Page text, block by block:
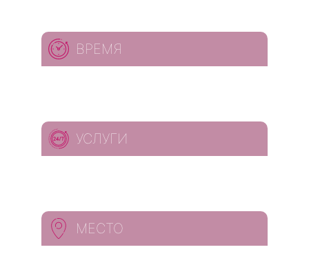
ВРЕМЯ
УСЛУГИ
МЕСТО